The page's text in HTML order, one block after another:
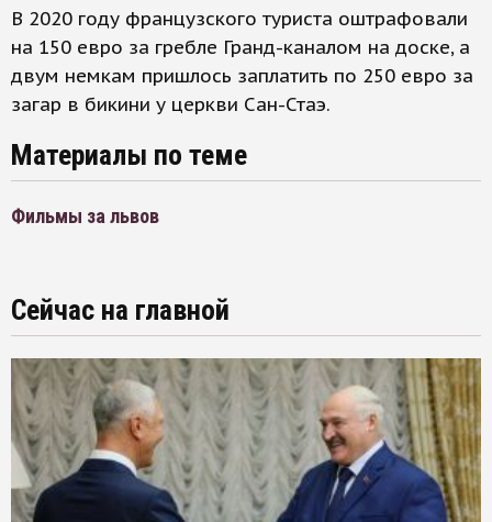
В 2020 году французского туриста оштрафовали
на 150 евро за гребле Гранд-каналом на доске, а
двум немкам пришлось заплатить по 250 евро за
загар в бикини у церкви Сан-Стаэ.
Материалы по теме
Фильмы за львов
Сейчас на главной